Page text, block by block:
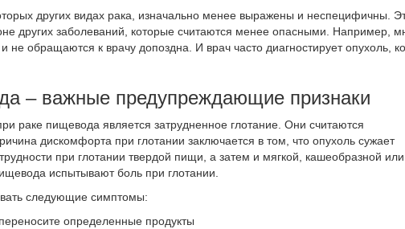
других видах рака, изначально менее выражены и неспецифичны.
других заболеваний, которые считаются менее опасными. Например,
обращаются к врачу допоздна. И врач часто диагностирует опухоль,
– важные предупреждающие признаки
раке пищевода является затрудненное глотание . Они считаются
дискомфорта при глотании заключается в том, что опухоль сужает
при глотании твердой пищи, а затем и мягкой, кашеобразной или
испытываютболь при глотании.
следующие симптомы:
определенные продукты